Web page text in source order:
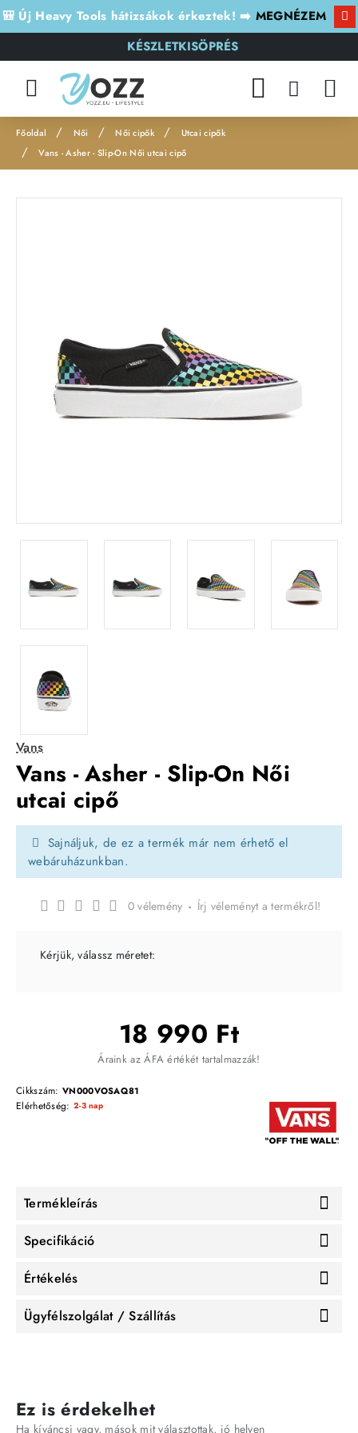
🎒 Új Heavy Tools hátizsákok érkeztek! ➡️ MEGNÉZEM
KÉSZLETKISÖPRÉS
o
Női Női cipők
Utcai cipők
Vans - Asher - Slip-On Női utcai cipő
Vans
Vans - Asher - Slip-On Női
utcai cipő
Sajnáljuk, de ez a termék már nem érhető el
webáruházunkban.
0 vélemény - Írj véleményt a termékről!
18 990 Ft
Áraink az ÁFA értékét tartalmazzák!
Cikkszám: VN000VOSAQ81
Elérhetőség: 2-3 nap
Kérjük, válassz méretet:
Termékleírás
Specifikáció
Értékelés
Ügyfélszolgálat / Szállítás
Ez is érdekelhet
Ha kíváncsi vagy, mások mit választottak, jó helyen